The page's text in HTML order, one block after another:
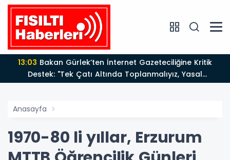
13:03
Destek: "Tek Çatı Altında Toplanmalıyız, Yasal
Düzenlemeye Hazırız"
Anasayfa
1970-80 li yıllar, Erzurum